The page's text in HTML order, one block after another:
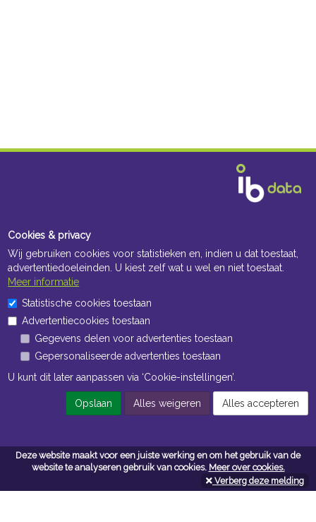
Deze website maakt voor een juiste werking en om het gebruik van de
website te analyseren gebruik van cookies. Meer over cookies.
Verberg deze melding
Openingstijden Kantoor
Openingstijden Magazijn
Navigatie
Algemene voorwaarden
Privacy
Cookies & privacy
Wij gebruiken cookies voor statistieken en, indien u dat toestaat,
advertentiedoeleinden. U kiest zelf wat u wel en niet toestaat.
Meer informatie
Statistische cookies toestaan
Advertentiecookies toestaan
Gegevens delen voor advertenties toestaan
Gepersonaliseerde advertenties toestaan
U kunt dit later aanpassen via ‘Cookie-instellingen’.
Opslaan Alles weigeren Alles accepteren